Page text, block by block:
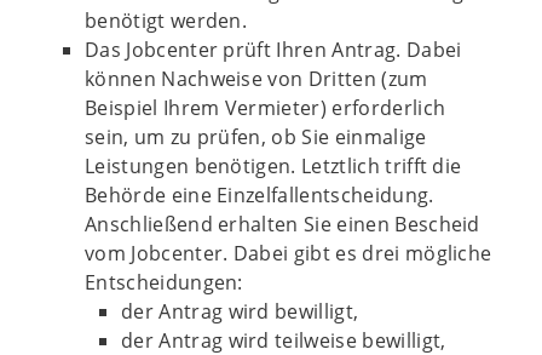
benötigt werden.
Das Jobcenter prüft Ihren Antrag. Dabei
können Nachweise von Dritten (zum
Beispiel Ihrem Vermieter) erforderlich
sein, um zu prüfen, ob Sie einmalige
Leistungen benötigen. Letztlich trifft die
Behörde eine Einzelfallentscheidung.
Anschließend erhalten Sie einen Bescheid
vom Jobcenter. Dabei gibt es drei mögliche
Entscheidungen:
der Antrag wird bewilligt,
der Antrag wird teilweise bewilligt,